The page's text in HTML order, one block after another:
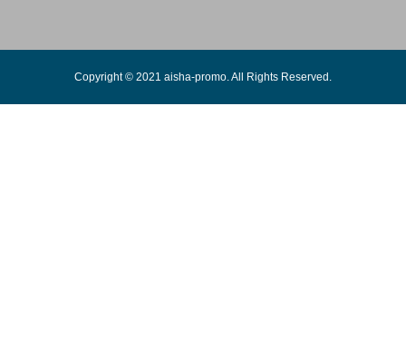
Copyright © 2021 aisha-promo. All Rights Reserved.